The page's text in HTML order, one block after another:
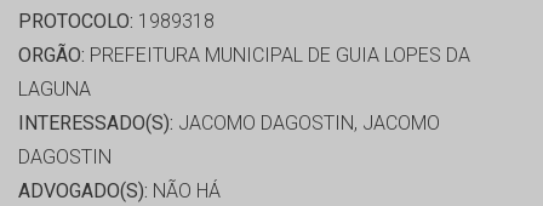
PROTOCOLO: 1989318
ORGÃO: PREFEITURA MUNICIPAL DE GUIA LOPES DA
LAGUNA
INTERESSADO(S): JACOMO DAGOSTIN, JACOMO
DAGOSTIN
ADVOGADO(S): NÃO HÁ